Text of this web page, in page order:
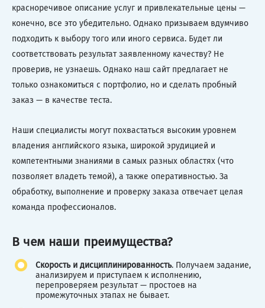
красноречивое описание услуг и привлекательные цены —
конечно, все это убедительно. Однако призываем вдумчиво
подходить к выбору того или иного сервиса. Будет ли
соответствовать результат заявленному качеству? Не
проверив, не узнаешь. Однако наш сайт предлагает не
только ознакомиться с портфолио, но и сделать пробный
заказ — в качестве теста.
Наши специалисты могут похвастаться высоким уровнем
владения английского языка, широкой эрудицией и
компетентными знаниями в самых разных областях (что
позволяет владеть темой), а также оперативностью. За
обработку, выполнение и проверку заказа отвечает целая
команда профессионалов.
В чем наши преимущества?
Скорость и дисциплинированность. Получаем задание,
анализируем и приступаем к исполнению,
перепроверяем результат — простоев на
промежуточных этапах не бывает.